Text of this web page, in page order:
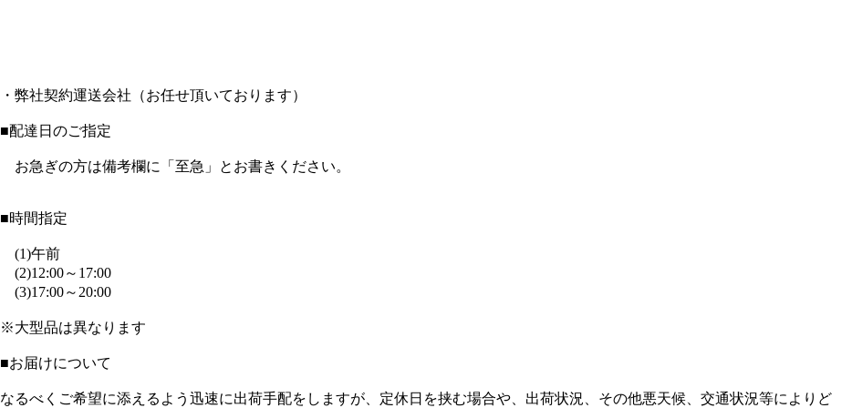
・弊社契約運送会社（お任せ頂いております）
■配達日のご指定
お急ぎの方は備考欄に「至急」とお書きください。
■時間指定
(1)午前
(2)12:00～17:00
(3)17:00～20:00
※大型品は異なります
■お届けについて
なるべくご希望に添えるよう迅速に出荷手配をしますが、定休日を挟む場合や、出荷状況、その他悪天候、交通状況等によりど